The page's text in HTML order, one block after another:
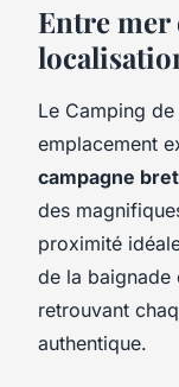
Entre mer
Le Camping
emplacement
campagne
des
proximité
de la baignade
retrouvant
authentique.